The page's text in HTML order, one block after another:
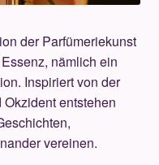
der Parfümeriekunst
nämlich ein
Inspiriert von der
entstehen
vereinen.